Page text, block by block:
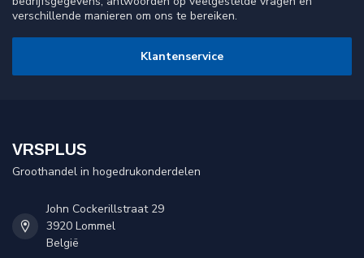
verschillende manieren om ons te bereiken.
Klantenservice
VRSPLUS
Groothandel in hogedrukonderdelen
John Cockerillstraat 29
3920 Lommel
België